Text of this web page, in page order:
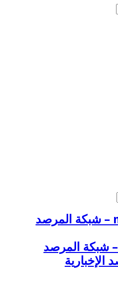
marsadpress.net – شبكة المرصد
الإخبارية